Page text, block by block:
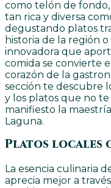
como telón de
tan rica y diversa
degustando platos
historia de la región
innovadora que
comida se convierte
corazón de la
sección te descubre
y los platos que no
manifiesto la
Laguna.
Platos locales
La esencia culinaria
aprecia mejor a